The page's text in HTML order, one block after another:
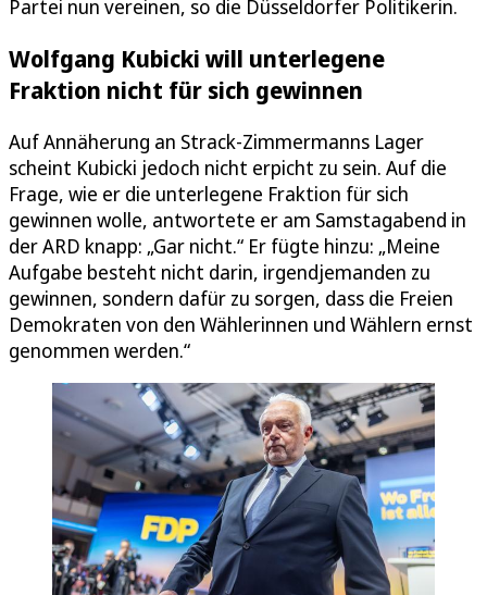
Partei nun vereinen, so die Düsseldorfer Politikerin.
Wolfgang Kubicki will unterlegene
Fraktion nicht für sich gewinnen
Auf Annäherung an Strack-Zimmermanns Lager
scheint Kubicki jedoch nicht erpicht zu sein. Auf die
Frage, wie er die unterlegene Fraktion für sich
gewinnen wolle, antwortete er am Samstagabend in
der ARD knapp: „Gar nicht.“ Er fügte hinzu: „Meine
Aufgabe besteht nicht darin, irgendjemanden zu
gewinnen, sondern dafür zu sorgen, dass die Freien
Demokraten von den Wählerinnen und Wählern ernst
genommen werden.“